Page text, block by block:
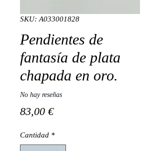
SKU: A033001828
Pendientes de
fantasía de plata
chapada en oro.
No hay reseñas
83,00 €Precio
Cantidad *